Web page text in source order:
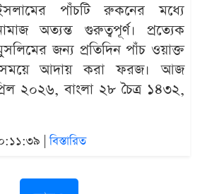
পাঁচটি রুকনের মধ্যে
অত্যন্ত গুরুত্বপূর্ণ। প্রত্যেক
জন্য প্রতিদিন পাঁচ ওয়াক্ত
সময়ে আদায় করা ফরজ। আজ
২০২৬, বাংলা ২৮ চৈত্র ১৪৩২,
|বিস্তারিত